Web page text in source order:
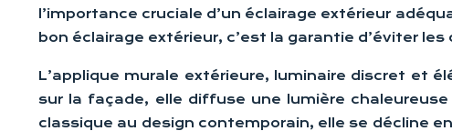
l’importance cruciale d’un éclairage extérieur
bon éclairage extérieur, c’est la garantie d’éviter
L’applique murale extérieure, luminaire discret et
sur la façade, elle diffuse une lumière
classique au design contemporain, elle se décline